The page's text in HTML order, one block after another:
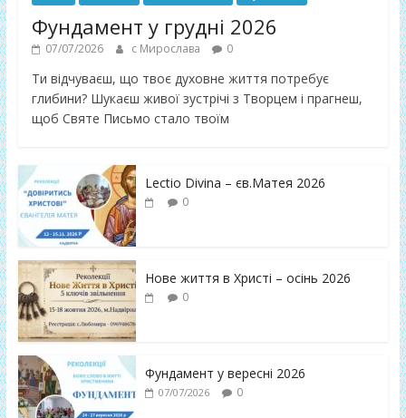
Фундамент у грудні 2026
07/07/2026 с Мирослава 0
Ти відчуваєш, що твоє духовне життя потребує
глибини? Шукаєш живої зустрічі з Творцем і прагнеш,
щоб Святе Письмо стало твоїм
Lectio Divina – єв.Матея 2026
0
Нове життя в Христі – осінь 2026
0
Фундамент у вересні 2026
07/07/2026 0